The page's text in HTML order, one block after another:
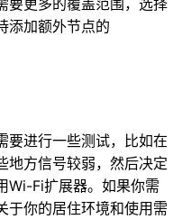
要更多的覆盖范围，选择
添加额外节点的
要进行一些测试，比如在
地方信号较弱，然后决定
Wi-Fi扩展器。如果你需
于你的居住环境和使用需